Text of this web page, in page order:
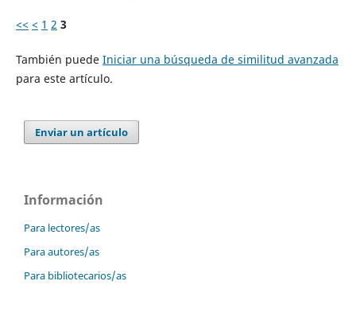
<< < 1 2 3
También puede Iniciar una búsqueda de similitud avanzada
para este artículo.
Enviar un artículo
Información
Para lectores/as
Para autores/as
Para bibliotecarios/as